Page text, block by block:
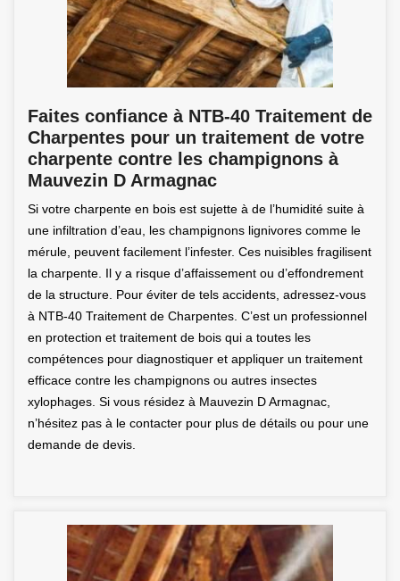
Faites confiance à NTB-40 Traitement de
Charpentes pour un traitement de votre
charpente contre les champignons à
Mauvezin D Armagnac
Si votre charpente en bois est sujette à de l’humidité suite à
une infiltration d’eau, les champignons lignivores comme le
mérule, peuvent facilement l’infester. Ces nuisibles fragilisent
la charpente. Il y a risque d’affaissement ou d’effondrement
de la structure. Pour éviter de tels accidents, adressez-vous
à NTB-40 Traitement de Charpentes. C’est un professionnel
en protection et traitement de bois qui a toutes les
compétences pour diagnostiquer et appliquer un traitement
efficace contre les champignons ou autres insectes
xylophages. Si vous résidez à Mauvezin D Armagnac,
n’hésitez pas à le contacter pour plus de détails ou pour une
demande de devis.